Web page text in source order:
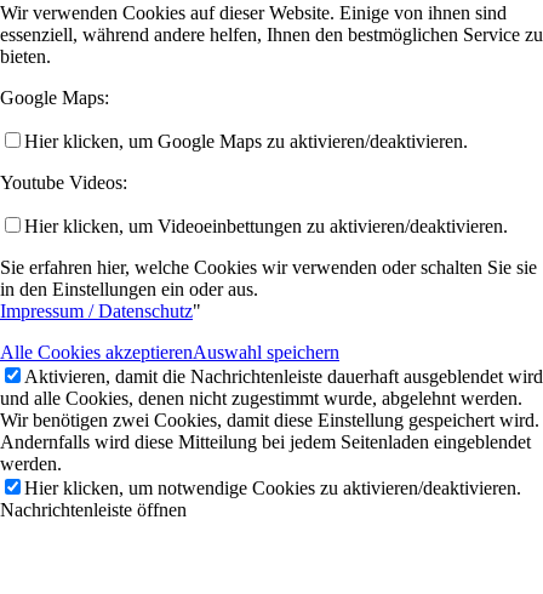
Wir verwenden Cookies auf dieser Website. Einige von ihnen sind
essenziell, während andere helfen, Ihnen den bestmöglichen Service zu
bieten.
Google Maps:
Hier klicken, um Google Maps zu aktivieren/deaktivieren.
Youtube Videos:
Hier klicken, um Videoeinbettungen zu aktivieren/deaktivieren.
Sie erfahren hier, welche Cookies wir verwenden oder schalten Sie sie
in den Einstellungen ein oder aus.
Impressum / Datenschutz"
Alle Cookies akzeptierenAuswahl speichern
Aktivieren, damit die Nachrichtenleiste dauerhaft ausgeblendet wird
und alle Cookies, denen nicht zugestimmt wurde, abgelehnt werden.
Wir benötigen zwei Cookies, damit diese Einstellung gespeichert wird.
Andernfalls wird diese Mitteilung bei jedem Seitenladen eingeblendet
werden.
Hier klicken, um notwendige Cookies zu aktivieren/deaktivieren.
Nachrichtenleiste öffnen